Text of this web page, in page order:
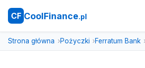
CF CoolFinance.pl
Strona główna Pożyczki Ferratum Bank